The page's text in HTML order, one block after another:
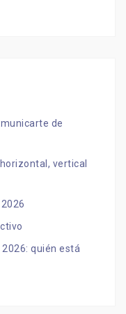
de
vertical
quién está